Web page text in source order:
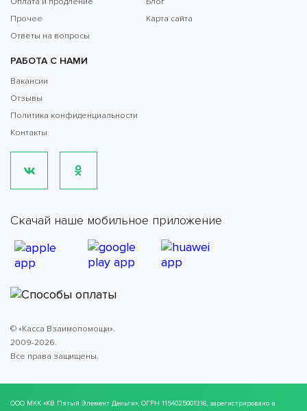
Прочее
Ответы на вопросы
Карта сайта
РАБОТА С НАМИ
Вакансии
Отзывы
Политика конфиденциальности
Контакты
Скачай наше мобильное приложение
© «Касса Взаимопомощи».
2009-2026.
Все права защищены.
ООО МКК «КВ Пятый Элемент Деньги», ОГРН 1154025001316, зарегистрировано в